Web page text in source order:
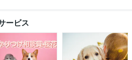
ービス